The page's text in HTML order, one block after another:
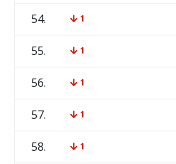
54. 1
55. 1
56. 1
57. 1
58. 1